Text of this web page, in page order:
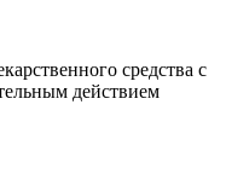
средства с
действием